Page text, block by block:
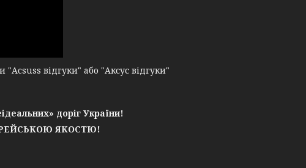
відгуки" або "Аксус відгуки"
доріг України!
ЯКОСТЮ!